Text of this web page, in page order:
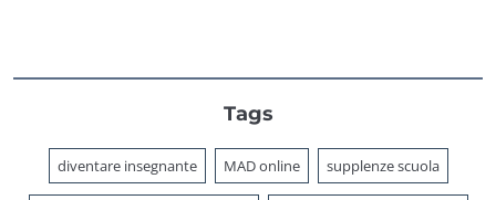
Tags
diventare insegnante MAD online supplenze scuola